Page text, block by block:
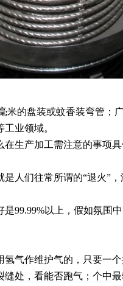
米的盘装或蚊香装弯管；
业领域。
产加工需注意的事项具
们往常所谓的“退火”，
以上，假如氛围
作维护气的，只要一个
，看能否跑气；个中最